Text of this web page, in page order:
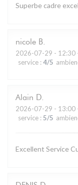
Superbe cadre
nicole B
2026-07-29 - 12:30
service : 4/5
Alain D
2026-07-29 - 13:00
service : 5/5
Excellent Service